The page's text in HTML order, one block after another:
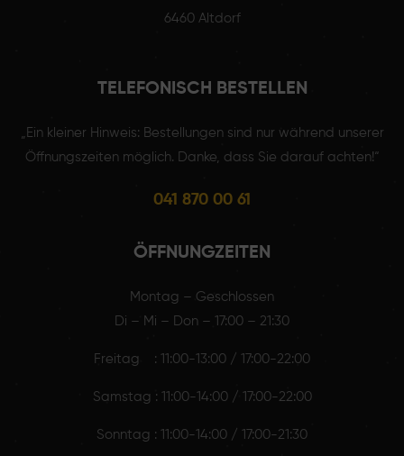
6460 Altdorf
TELEFONISCH BESTELLEN
„Ein kleiner Hinweis: Bestellungen sind nur während unserer
Öffnungszeiten möglich. Danke, dass Sie darauf achten!“
041 870 00 61
ÖFFNUNGZEITEN
Montag – Geschlossen
Di – Mi – Don – 17:00 – 21:30
Freitag : 11:00-13:00 / 17:00-22:00
Samstag : 11:00-14:00 / 17:00-22:00
Sonntag : 11:00-14:00 / 17:00-21:30